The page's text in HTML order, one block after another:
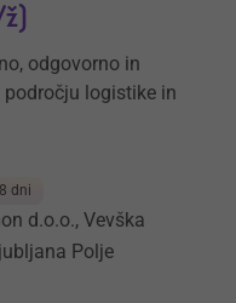
odgovorno in
logistike in
dni
d.o.o., Vevška
Polje